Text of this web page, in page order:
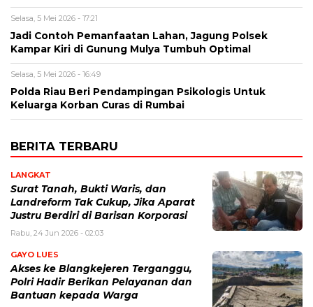
Selasa, 5 Mei 2026 - 17:21
Jadi Contoh Pemanfaatan Lahan, Jagung Polsek
Kampar Kiri di Gunung Mulya Tumbuh Optimal
Selasa, 5 Mei 2026 - 16:49
Polda Riau Beri Pendampingan Psikologis Untuk
Keluarga Korban Curas di Rumbai
BERITA TERBARU
LANGKAT
Surat Tanah, Bukti Waris, dan
Landreform Tak Cukup, Jika Aparat
Justru Berdiri di Barisan Korporasi
Rabu, 24 Jun 2026 - 02:03
GAYO LUES
Akses ke Blangkejeren Terganggu,
Polri Hadir Berikan Pelayanan dan
Bantuan kepada Warga